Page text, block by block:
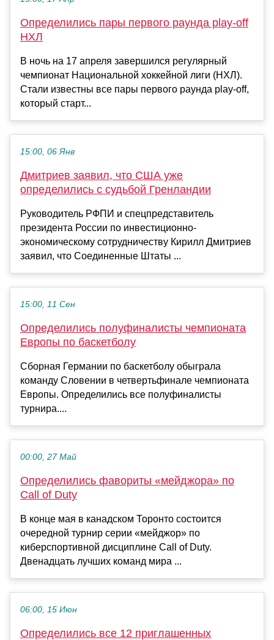
Определились пары первого раунда play-off
НХЛ
В ночь на 17 апреля завершился регулярный
чемпионат Национальной хоккейной лиги (НХЛ).
Стали известны все пары первого раунда play-off,
который старт...
15:00, 06 Янв
Дмитриев заявил, что США уже
определились с судьбой Гренландии
Руководитель РФПИ и спецпредставитель
президента России по инвестиционно-
экономическому сотрудничеству Кирилл Дмитриев
заявил, что Соединенные Штаты ...
15:00, 11 Сен
Определились полуфиналисты чемпионата
Европы по баскетболу
Сборная Германии по баскетболу обыграла
команду Словении в четвертьфинале чемпионата
Европы. Определились все полуфиналисты
турнира....
00:00, 27 Май
Определились фавориты «мейджора» по
Call of Duty
В конце мая в канадском Торонто состоится
очередной турнир серии «мейджор» по
киберспортивной дисциплине Call of Duty.
Двенадцать лучших команд мира ...
06:00, 15 Июн
Определились все 12 приглашенных